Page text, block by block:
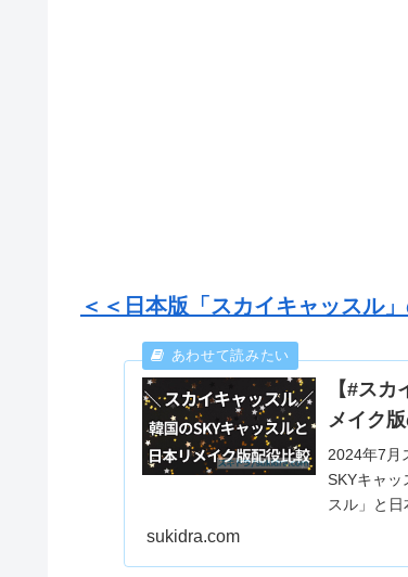
＜＜日本版「スカイキャッスル
【#ス
メイク
2024年7月
SKYキャッ
スル」と
sukidra.com